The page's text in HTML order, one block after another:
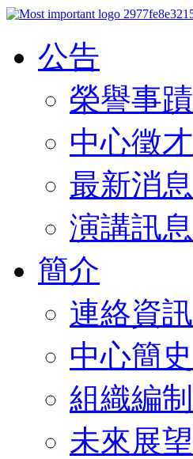
公告
榮譽事蹟
中心徵才
最新消息
演講訊息
簡介
連絡資訊
中心簡史
組織編制
未來展望